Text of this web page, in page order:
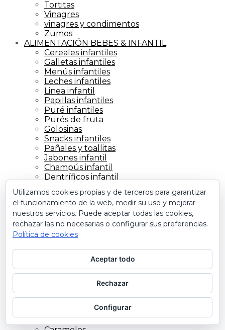
Tortitas
Vinagres
vinagres y condimentos
Zumos
ALIMENTACIÓN BEBES & INFANTIL
Cereales infantiles
Galletas infantiles
Menús infantiles
Leches infantiles
Linea infantil
Papillas infantiles
Puré infantiles
Purés de fruta
Golosinas
Snacks infantiles
Pañales y toallitas
Jabones infantil
Champús infantil
Dentríficos infantil
Proteccion solar
TIENDA VEGANOS
Aguas
Algas marinas
Aperitivos Dulces
Barritas
batidos y barritas
Bebidas Vegetales
Cacaos
Cafés y sustitutos
Caldos
Utilizamos cookies propias y de terceros para garantizar
el funcionamiento de la web, medir su uso y mejorar
nuestros servicios. Puede aceptar todas las cookies,
rechazar las no necesarias o configurar sus preferencias.
Política de cookies
Aceptar todo
Rechazar
Configurar